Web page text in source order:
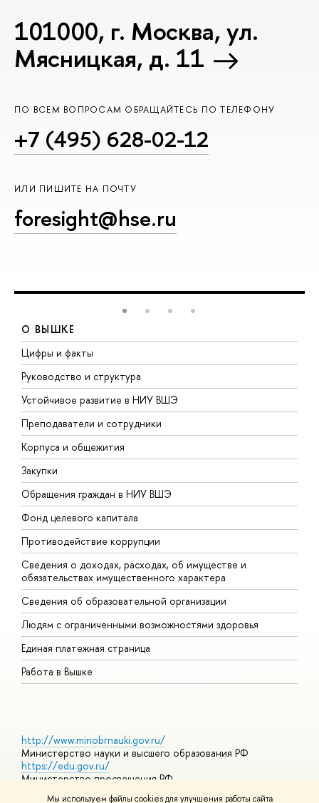
Мы используем файлы cookies для улучшения работы сайта
101000, г. Москва, ул.
Мясницкая, д. 11
ПО ВСЕМ ВОПРОСАМ ОБРАЩАЙТЕСЬ ПО ТЕЛЕФОНУ
+7 (495) 628-02-12
ИЛИ ПИШИТЕ НА ПОЧТУ
foresight@hse.ru
О ВЫШКЕ
Цифры и факты
Руководство и структура
Устойчивое развитие в НИУ ВШЭ
Преподаватели и сотрудники
Корпуса и общежития
Закупки
Обращения граждан в НИУ ВШЭ
Фонд целевого капитала
Противодействие коррупции
Сведения о доходах, расходах, об имуществе и
обязательствах имущественного характера
Сведения об образовательной организации
Людям с ограниченными возможностями здоровья
Единая платежная страница
Работа в Вышке
http://www.minobrnauki.gov.ru/
Министерство науки и высшего образования РФ
https://edu.gov.ru/
Министерство просвещения РФ
https://elearning.hse.ru/mooc